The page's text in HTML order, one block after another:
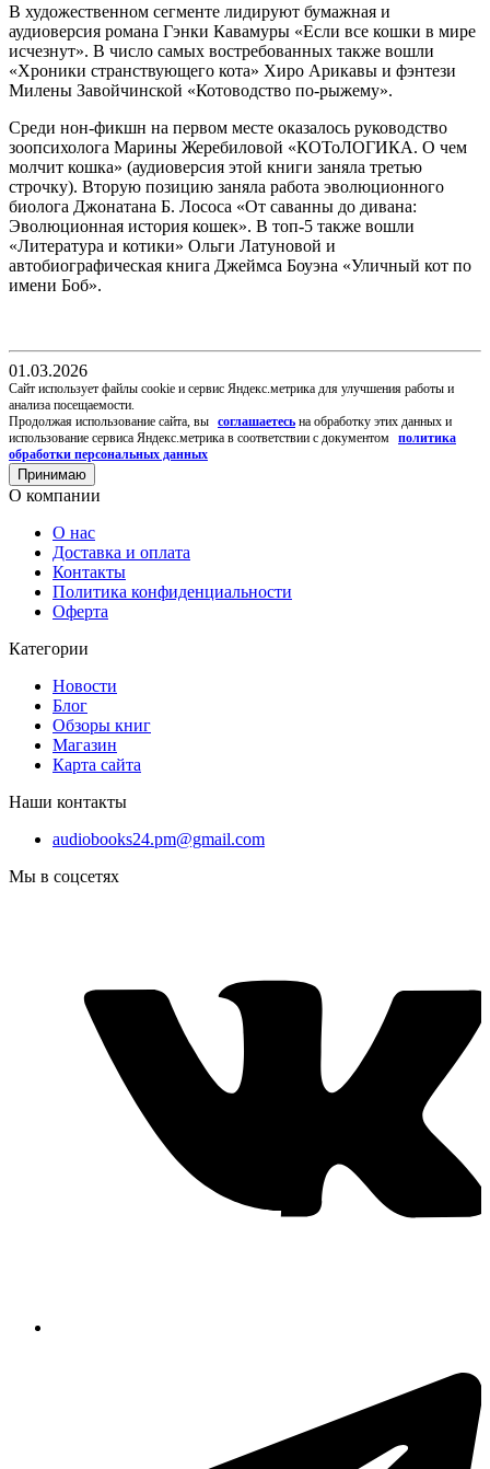
В художественном сегменте лидируют бумажная и
аудиоверсия романа Гэнки Кавамуры «Если все кошки в мире
исчезнут». В число самых востребованных также вошли
«Хроники странствующего кота» Хиро Арикавы и фэнтези
Милены Завойчинской «Котоводство по-рыжему».
Среди нон-фикшн на первом месте оказалось руководство
зоопсихолога Марины Жеребиловой «КОТоЛОГИКА. О чем
молчит кошка» (аудиоверсия этой книги заняла третью
строчку). Вторую позицию заняла работа эволюционного
биолога Джонатана Б. Лососа «От саванны до дивана:
Эволюционная история кошек». В топ-5 также вошли
«Литература и котики» Ольги Латуновой и
автобиографическая книга Джеймса Боуэна «Уличный кот по
имени Боб».
01.03.2026
Cайт использует файлы cookie и сервис Яндекс.метрика для улучшения работы и
анализа посещаемости.
Продолжая использование сайта, вы соглашаетесь на обработку этих данных и
использование сервиса Яндекс.метрика в соответствии с документом политика
обработки персональных данных
Принимаю
О компании
О нас
Доставка и оплата
Контакты
Политика конфиденциальности
Оферта
Категории
Новости
Блог
Обзоры книг
Магазин
Карта сайта
Наши контакты
audiobooks24.pm@gmail.com
Мы в соцсетях